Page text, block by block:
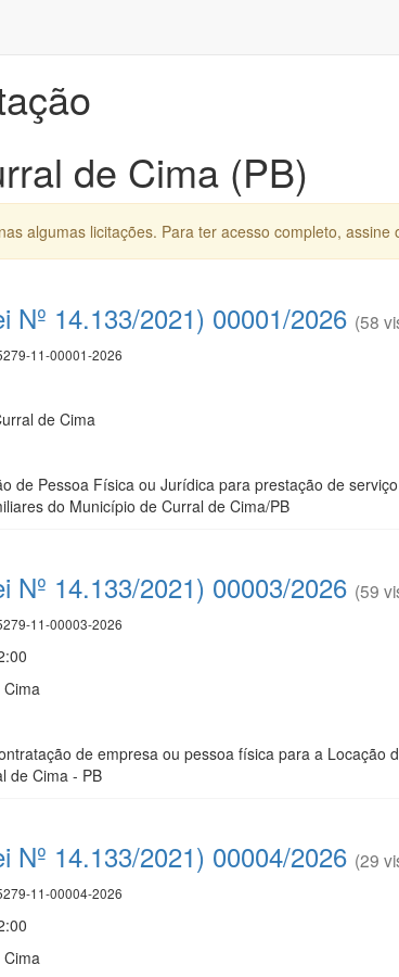
de Cima (PB)
algumas licitações. Para ter acesso completo, assine
Nº 14.133/2021) 00001/2026 (58
11-00001-2026
de Cima
de Pessoa Física ou Jurídica para prestação de
do Município de Curral de Cima/PB
Nº 14.133/2021) 00003/2026 (59
11-00003-2026
de empresa ou pessoa física para a
de Cima - PB
Nº 14.133/2021) 00004/2026 (29
11-00004-2026